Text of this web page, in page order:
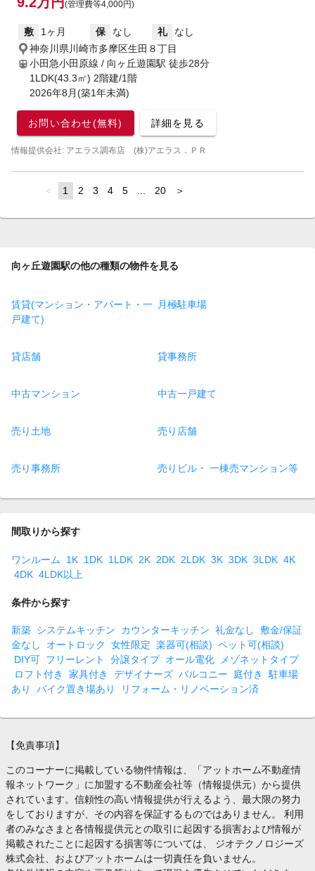
(管理費等4,000円)
敷 1ヶ月 保 なし 礼
なし
神奈川県川崎市多摩区生田８丁目
小田急小田原線 / 向ヶ丘遊園駅 徒歩28分
1LDK(43.3㎡) 2階建/1階
2026年8月(築1年未満)
お問い合わせ(無料) 詳細を見る
情報提供会社: アエラス調布店 (株)アエラス．ＰＲ
page
You're
page
1 page
2 page
3 page
4 page
5 pagepage
20 page
向ヶ丘遊園駅の他の種類の物件を見る
賃貸(マンション・アパート・一
戸建て)
月極駐車場
貸店舗 貸事務所
中古マンション 中古一戸建て
売り土地 売り店舗
売り事務所 売りビル・ 一棟売マンション等
間取りから探す
ワンルーム 1K 1DK 1LDK 2K 2DK 2LDK 3K 3DK 3LDK 4K
4DK 4LDK以上
条件から探す
新築 システムキッチン カウンターキッチン 礼金なし
敷金/保証
金なし
オートロック 女性限定 楽器可(相談) ペット可(相談)
DIY可 フリーレント 分譲タイプ オール電化
メゾネットタイプ
ロフト付き
家具付き デザイナーズ バルコニー 庭付き
駐車場
あり
バイク置き場あり リフォーム・リノベーション済
【免責事項】
このコーナーに掲載している物件情報は、「アットホーム不動産情
報ネットワーク」に加盟する不動産会社等（情報提供元）から提供
されています。信頼性の高い情報提供が行えるよう、最大限の努力
をしておりますが、その内容を保証するものではありません。 利用
者のみなさまと各情報提供元との取引に起因する損害および情報が
掲載されたことに起因する損害等については、 ジオテクノロジーズ
株式会社、およびアットホームは一切責任を負いません。